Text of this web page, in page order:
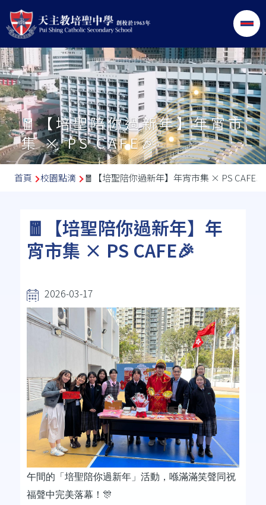
移至主內容
🧧【培聖陪你過新年】年宵市
集 × PS CAFE🎉
導
首頁 校園點滴 🧧【培聖陪你過新年】年宵市集 × PS CAFE🎉
🧧【培聖陪你過新年】年
宵市集 × PS CAFE🎉
2026-03-17
午間的「培聖陪你過新年」活動，喺滿滿笑聲同祝
福聲中完美落幕！ 🎊